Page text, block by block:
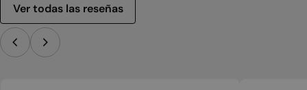
Ver todas las reseñas